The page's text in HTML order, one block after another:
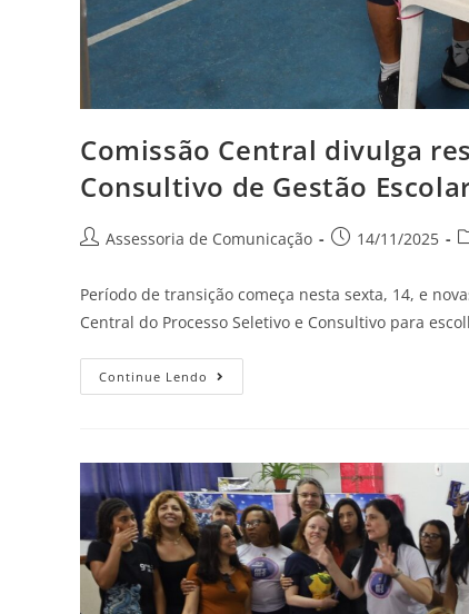
Comissão Central divulga
Consultivo de Gestão
Assessoria de Comunicação 14/11/2025
Período de transição começa nesta sexta, 14, e
Central do Processo Seletivo e Consultivo para
Continue Lendo